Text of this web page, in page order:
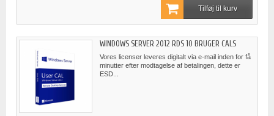
Tilføj til kurv
WINDOWS SERVER 2012 RDS 10 BRUGER CALS
Vores licenser leveres digitalt via e-mail inden for få
minutter efter modtagelse af betalingen, dette er
ESD...